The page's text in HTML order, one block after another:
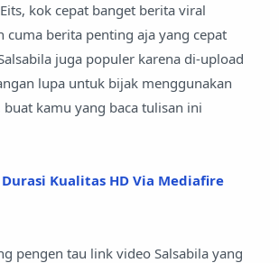
kok cepat banget berita viral
cuma berita penting aja yang cepat
juga populer karena di-upload
lupa untuk bijak menggunakan
buat kamu yang baca tulisan ini
Kualitas HD Via Mediafire
pengen tau link video Salsabila yang